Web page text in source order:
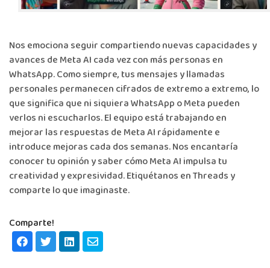
Nos emociona seguir compartiendo nuevas capacidades y
avances de Meta AI cada vez con más personas en
WhatsApp. Como siempre, tus mensajes y llamadas
personales permanecen cifrados de extremo a extremo, lo
que significa que ni siquiera WhatsApp o Meta pueden
verlos ni escucharlos. El equipo está trabajando en
mejorar las respuestas de Meta AI rápidamente e
introduce mejoras cada dos semanas. Nos encantaría
conocer tu opinión y saber cómo Meta AI impulsa tu
creatividad y expresividad. Etiquétanos enThreadsy
comparte lo que imaginaste.
Comparte!